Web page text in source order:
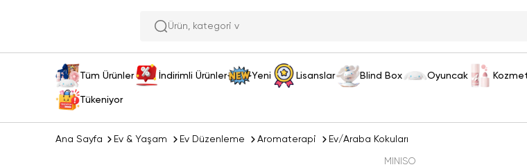
Ürü
Tüm Ürünler İndirimli Ürünler Yeni Lisanslar Blind Box Oyuncak
Tükeniyor
Ana Sayfa Ev & Yaşam Ev Düzenleme Aromaterapi Ev/Araba Kokuları
MINISO